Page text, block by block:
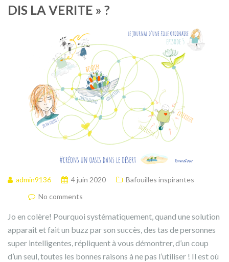
DIS LA VERITE » ?
admin9136 4 juin 2020
Bafouilles inspirantes
No comments
Jo en colère! Pourquoi systématiquement, quand une solution
apparaît et fait un buzz par son succès, des tas de personnes
super intelligentes, répliquent à vous démontrer, d’un coup
d’un seul, toutes les bonnes raisons à ne pas l’utiliser ! Il est où